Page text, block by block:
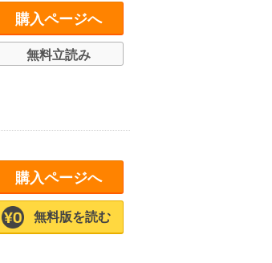
購入ページへ
無料立読み
購入ページへ
無料版を読む